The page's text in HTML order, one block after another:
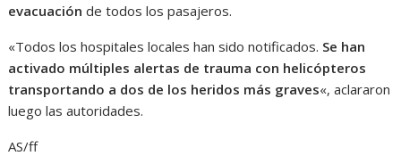
evacuación de todos los pasajeros.
«Todos los hospitales locales han sido notificados. Se han
activado múltiples alertas de trauma con helicópteros
transportando a dos de los heridos más graves«, aclararon
luego las autoridades.
AS/ff